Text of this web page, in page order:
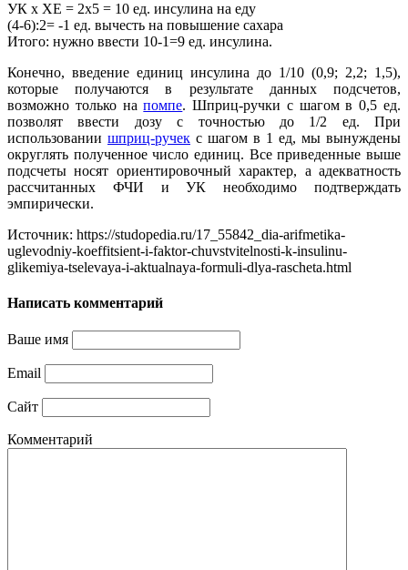
УК х ХЕ = 2х5 = 10 ед. инсулина на еду
(4-6):2= -1 ед. вычесть на повышение сахара
Итого: нужно ввести 10-1=9 ед. инсулина.
Конечно, введение единиц инсулина до 1/10 (0,9; 2,2; 1,5),
которые получаются в результате данных подсчетов,
возможно только напомпе. Шприц-ручки с шагом в 0,5 ед.
позволят ввести дозу с точностью до 1/2 ед. При
использовании шприц-ручек с шагом в 1 ед, мы вынуждены
округлять полученное число единиц. Все приведенные выше
подсчеты носят ориентировочный характер, а адекватность
рассчитанных ФЧИ и УК необходимо подтверждать
эмпирически.
Источник: https://studopedia.ru/17_55842_dia-arifmetika-
uglevodniy-koeffitsient-i-faktor-chuvstvitelnosti-k-insulinu-
glikemiya-tselevaya-i-aktualnaya-formuli-dlya-rascheta.html
Написать комментарий
Ваше имя
Email
Сайт
Комментарий